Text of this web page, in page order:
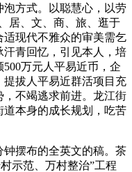
方式。以聪慧心，以劳
居、文、商、旅、逛于
现代不雅众的审美需乞
汗青回忆，引见本人，培
万元人平易近币，企
拔人平易近群活项目充
不竭逃求前进。龙江街
本身的成长规划，吃苦
摆布的全英文的稿。茶
示范、万村整治”工程